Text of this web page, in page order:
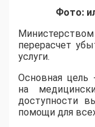
Фото:
перерасчет
услуги.
Основная цель
на
доступности
помощи для